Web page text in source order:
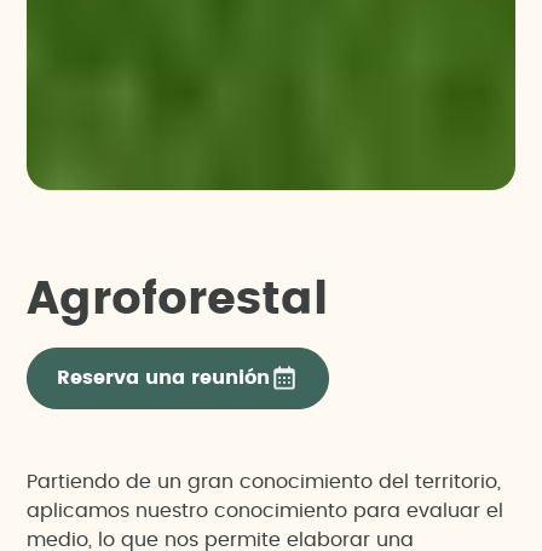
Agroforestal
Reserva una reunión
Partiendo de un gran conocimiento del territorio,
aplicamos nuestro conocimiento para evaluar el
medio, lo que nos permite elaborar una